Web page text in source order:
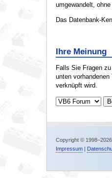
umgewandelt,
Das Datenbank-
Ihre Meinung
Falls Sie Fragen
unten
verknüpft wird.
Copyright ©
Impressum|